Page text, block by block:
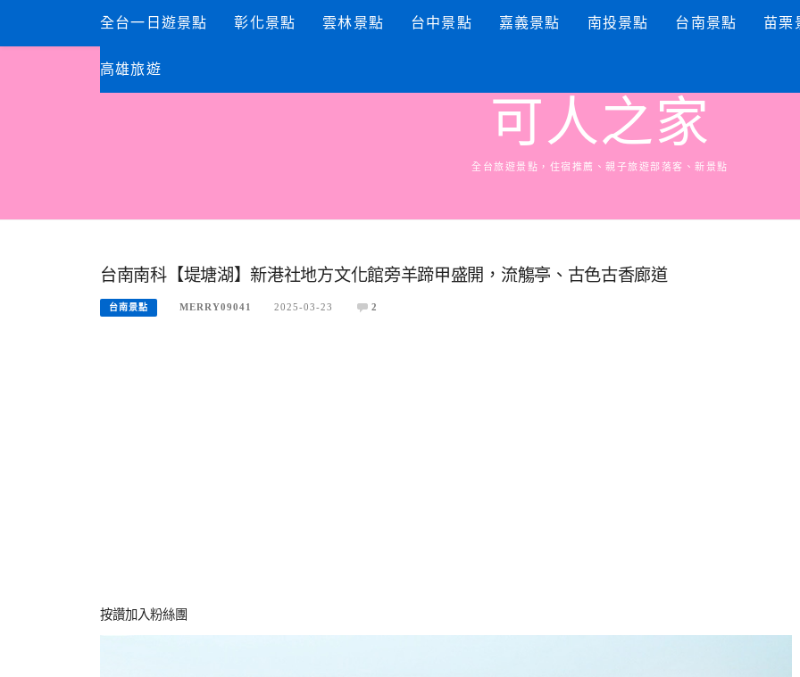
content
全台一日遊景點 彰化景點 雲林景點 台中景點 嘉義景點 南投景點 台南景點 苗栗
高雄旅遊
可人之家
全台旅遊景點，住宿推薦、親子旅遊部落客、新景點
台南南科【堤塘湖】新港社地方文化館旁羊蹄甲盛開，流觴亭、古色古香廊道
台南景點 MERRY09041 2025-03-23 2
按讚加入粉絲團